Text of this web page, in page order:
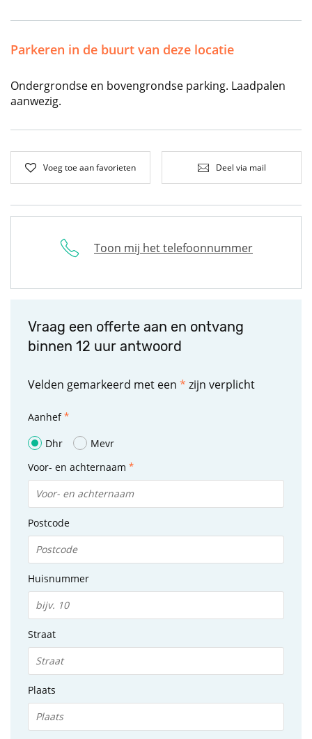
Parkeren in de buurt van deze locatie
Ondergrondse en bovengrondse parking. Laadpalen
aanwezig.
Voeg toe aan favorieten Deel via mail
Toon mij het telefoonnummer
Vraag een offerte aan en ontvang
binnen 12 uur antwoord
Velden gemarkeerd met een * zijn verplicht
Aanhef
Dhr
Mevr
Voor- en achternaam
Postcode
Huisnummer
Straat
Plaats